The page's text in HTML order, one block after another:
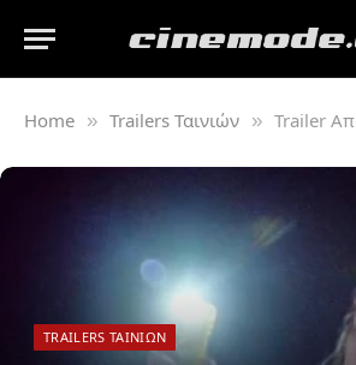
Home » Trailers Ταινιών » Trailer Από Το
TRAILERS ΤΑΙΝΙΏΝ